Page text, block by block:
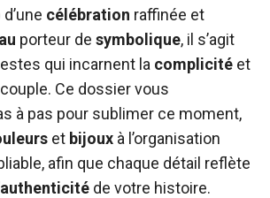
célébration raffinée et
porteur de symbolique, il s’agit
qui incarnent la complicité et
Ce dossier vous
à pas pour sublimer ce moment,
et bijoux à l’organisation
afin que chaque détail reflète
authenticité de votre histoire.